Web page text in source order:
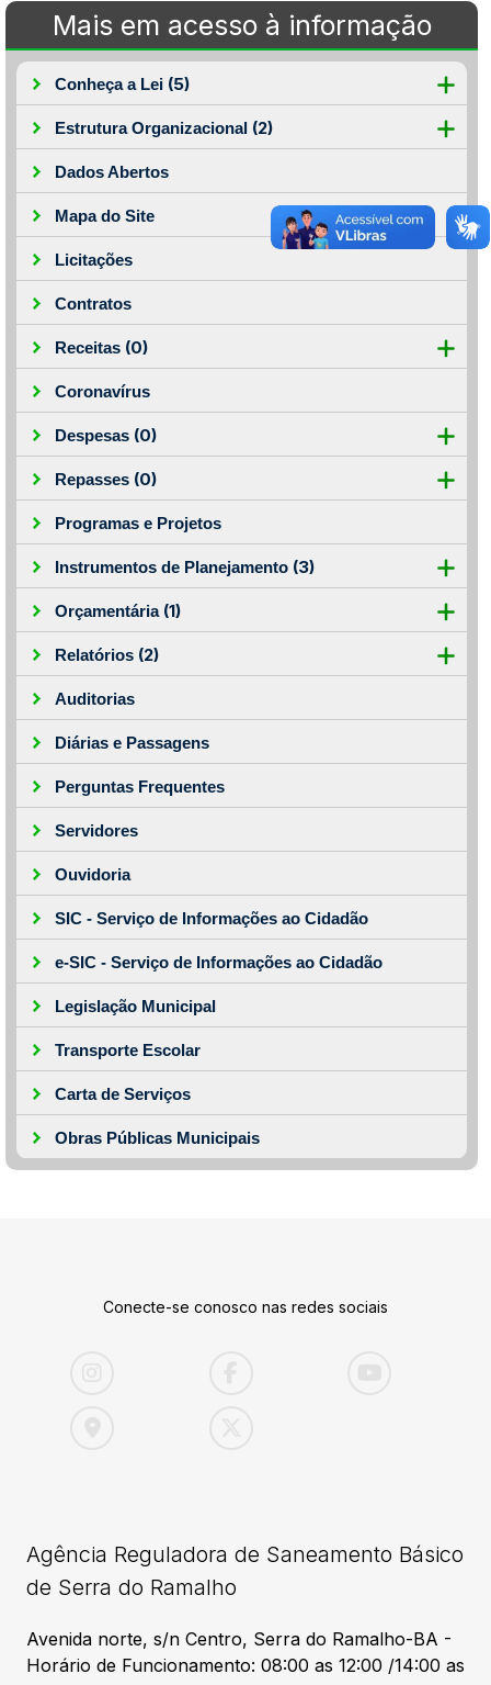
Mais em acesso à informação
Conheça a Lei (5)
Estrutura Organizacional (2)
Dados Abertos
Mapa do Site
Licitações
Contratos
Receitas (0)
Coronavírus
Despesas (0)
Repasses (0)
Programas e Projetos
Instrumentos de Planejamento (3)
Orçamentária (1)
Relatórios (2)
Auditorias
Diárias e Passagens
Perguntas Frequentes
Servidores
Ouvidoria
SIC - Serviço de Informações ao Cidadão
e-SIC - Serviço de Informações ao Cidadão
Legislação Municipal
Transporte Escolar
Carta de Serviços
Obras Públicas Municipais
Conecte-se conosco nas redes sociais
Agência Reguladora de Saneamento Básico
de Serra do Ramalho
Avenida norte, s/n Centro, Serra do Ramalho-BA -
Horário de Funcionamento: 08:00 as 12:00 /14:00 as